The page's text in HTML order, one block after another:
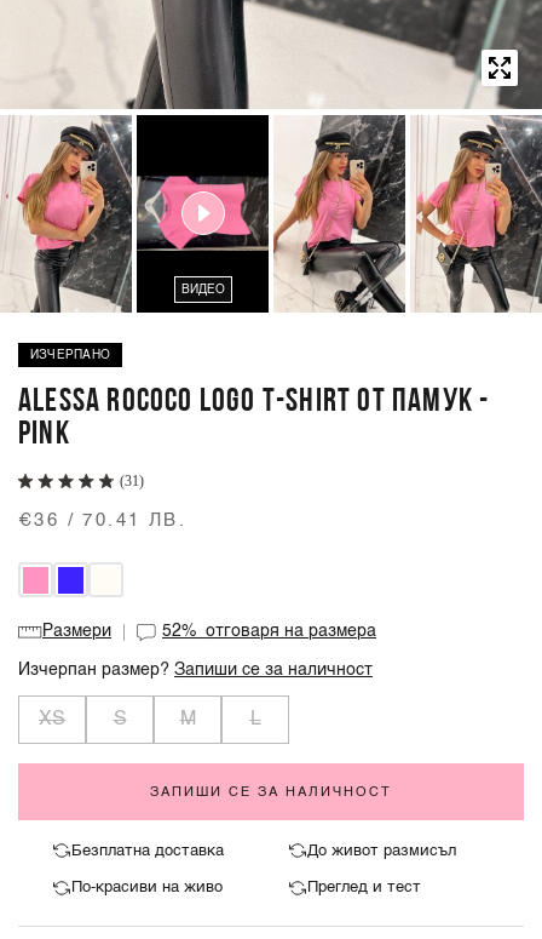
ВИДЕО
ИЗЧЕРПАНО
ALESSA ROCOCO LOGO T-SHIRT ОТ ПАМУК -
PINK
(31)
€36 / 70.41 ЛВ.
Размери 52%отговаря на размера
Изчерпан размер?Запиши се за наличност
XS S M L
ЗАПИШИ СЕ ЗА НАЛИЧНОСТ
Безплатна доставка До живот размисъл
По-красиви на живо Преглед и тест